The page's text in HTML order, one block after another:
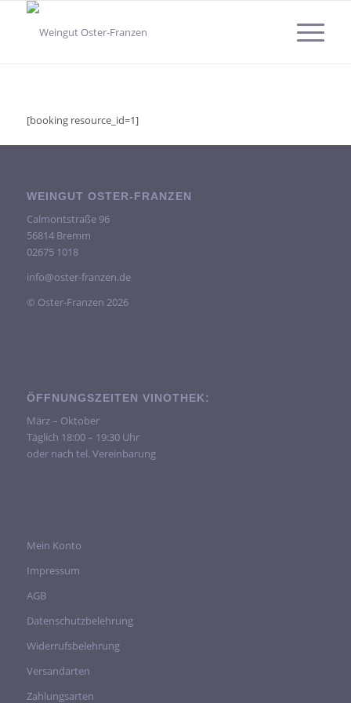
[booking resource_id=1]
WEINGUT OSTER-FRANZEN
Calmontstraße 96
56814 Bremm
02675 1018
info@oster-franzen.de
© Oster-Franzen 2026
ÖFFNUNGSZEITEN VINOTHEK:
März – Oktober
Täglich 18:00 – 19:30 Uhr
oder nach tel. Vereinbarung
Mein Konto
Impressum
AGB
Datenschutzbelehrung
Widerrufsbelehrung
Versandarten
Zahlungsarten